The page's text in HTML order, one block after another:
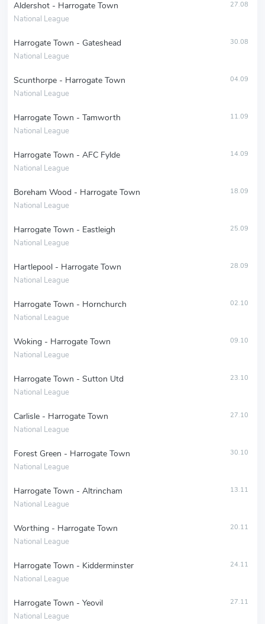
Aldershot - Harrogate Town
National League
27.08
Harrogate Town - Gateshead
National League
30.08
Scunthorpe - Harrogate Town
National League
04.09
Harrogate Town - Tamworth
National League
11.09
Harrogate Town - AFC Fylde
National League
14.09
Boreham Wood - Harrogate Town
National League
18.09
Harrogate Town - Eastleigh
National League
25.09
Hartlepool - Harrogate Town
National League
28.09
Harrogate Town - Hornchurch
National League
02.10
Woking - Harrogate Town
National League
09.10
Harrogate Town - Sutton Utd
National League
23.10
Carlisle - Harrogate Town
National League
27.10
Forest Green - Harrogate Town
National League
30.10
Harrogate Town - Altrincham
National League
13.11
Worthing - Harrogate Town
National League
20.11
Harrogate Town - Kidderminster
National League
24.11
Harrogate Town - Yeovil
National League
27.11